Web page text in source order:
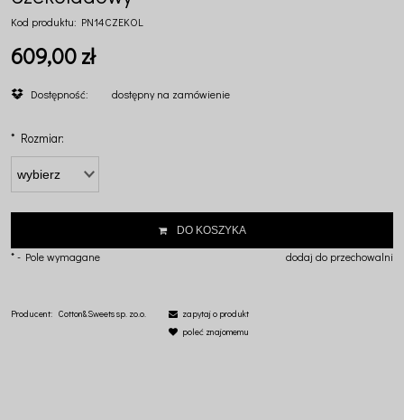
Kod produktu: PN14CZEKOL
609,00 zł
Dostępność: dostępny na zamówienie
* Rozmiar:
DO KOSZYKA
dodaj do przechowalni
*- Pole wymagane
Producent: Cotton&Sweets sp. zo.o.
zapytaj o produkt
poleć znajomemu